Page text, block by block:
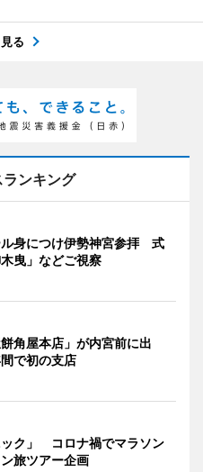
る
ンキング
身につけ伊勢神宮参拝 式
曳」などご視察
角屋本店」が内宮前に出
で初の支店
ク」 コロナ禍でマラソン
旅ツアー企画